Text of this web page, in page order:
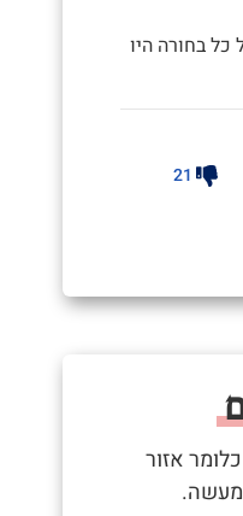
כל בחורה היו
21
אזור